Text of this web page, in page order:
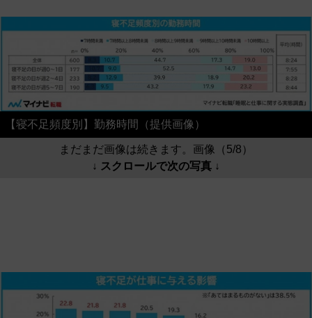
【寝不足頻度別】勤務時間（提供画像）
まだまだ画像は続きます。画像（5/8）
↓ スクロールで次の写真 ↓